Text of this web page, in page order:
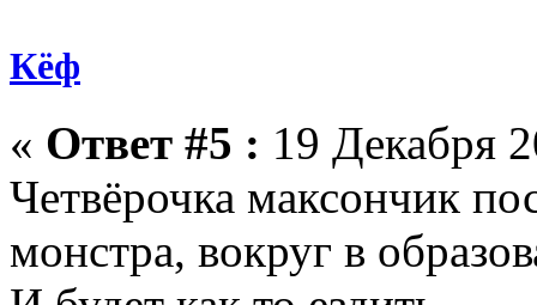
Кёф
« Ответ #5 : 19 Декабря
Четвёрочка максончик
монстра, вокруг в